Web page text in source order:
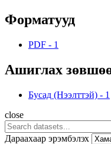
Форматууд
PDF - 1
Ашиглах
Бусад (Нээлттэй) - 1
close
Дараахаар эрэмбэлэх